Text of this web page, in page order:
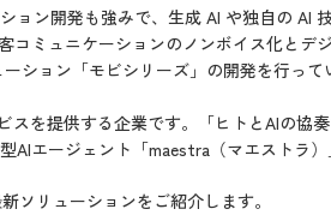
ョン開発も強みで、生成 AI や独自の AI
コミュニケーションのノンボイス化とデ
ション「モビシリーズ」の開発を行っ
を提供する企業です。「ヒトとAIの協
エージェント「maestra（マエストラ）
ソリューションをご紹介します。